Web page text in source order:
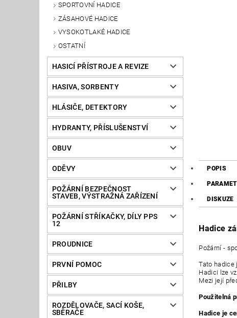
SPORTOVNÍ HADICE
ZÁSAHOVÉ HADICE
VYSOKOTLAKÉ HADICE
OSTATNÍ
HASICÍ PŘÍSTROJE A REVIZE
HASIVA, SORBENTY
HLÁSIČE, DETEKTORY
HYDRANTY, PŘÍSLUŠENSTVÍ
OBUV
ODĚVY
POŽÁRNÍ BEZPEČNOST
STAVEB, VÝSTRAŽNÁ ZAŘÍZENÍ
POŽÁRNÍ STŘÍKAČKY, DÍLY PPS
12
PROUDNICE
PRVNÍ POMOC
PŘILBY
ROZDĚLOVAČE, SACÍ KOŠE,
SBĚRAČE
POPIS
DISKUZE
Hadice
Požární -
Tato hadice
Hadici lze
Mezi její
Použitelná
Hadice je